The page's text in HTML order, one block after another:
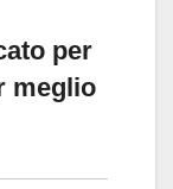
per
meglio